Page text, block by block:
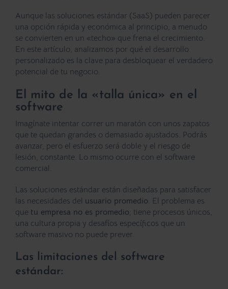
Aunque las soluciones estándar (SaaS) pueden parecer
una opción rápida y económica al principio, a menudo
se convierten en un «techo» que frena el crecimiento.
En este artículo, analizamos por qué el desarrollo
personalizado es la clave para desbloquear el verdadero
potencial de tu negocio.
El mito de la «talla única» en el
software
Imagínate intentar correr un maratón con unos zapatos
que te quedan grandes o demasiado ajustados. Podrás
avanzar, pero el esfuerzo será doble y el riesgo de
lesión, constante. Lo mismo ocurre con el software
comercial.
Las soluciones estándar están diseñadas para satisfacer
las necesidades del usuario promedio . El problema es
que tu empresa no es promedio; tiene procesos únicos,
una cultura propia y desafíos específicos que un
software masivo no puede prever.
Las limitaciones del software
estándar: